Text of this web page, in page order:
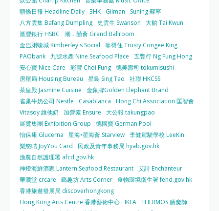
頭條日報 Headline Daily 3HK Gilman
Suning 蘇寧
八方雲集 Bafang Dumpling
史雲生 Swanson
大館 Tai Kwun
滙豐銀行 HSBC
潮．囍薈 Grand Ballroom
金巴脷蠔城 Kimberley's Social
靠得住 Trusty Congee King
PAObank
九號水產 Nine Seafood Place
五豐行 Ng Fung Hong
安心寶 Nice Care
彩豐 Choi Fung 德美壽司 tokumisushi
房屋局 Housing Bureau
星島 Sing Tao
社聯 HKCSS
茶皇殿 Jasmine Cuisine
金象牌Golden Elephant Brand
雀巢牛奶公司 Nestle
Casablanca
Hong Chi Association 匡智會
Vitasoy 維他奶
加營素 Ensure
大公報 takungpao
展覽集團 Exhibition Group
德國寶 German Pool
怡保康 Glucerna
星海•星海薈 Starview 李健駕駛學校 LeeKin
樂悠咭 JoyYou Card
民政及青年事務局 hyab.gov.hk
漁農自然護理署 afcd.gov.hk
神燈海鮮酒家 Lantern Seafood Restaurant 艾詩 Enchanteur
華潤堂 crcare
藝趣坊 Arts Corner 食物環境衛生署 fehd.gov.hk
香港旅遊發展局 discoverhongkong
Hong Kong Arts Centre 香港藝術中心 IKEA THERMOS 膳魔師